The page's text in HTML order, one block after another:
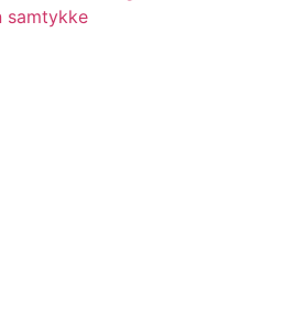
samtykke